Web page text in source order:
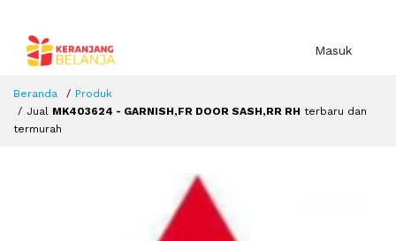
Masuk
Beranda
Produk
Jual MK403624 - GARNISH,FR DOOR SASH,RR RH terbaru dan
termurah